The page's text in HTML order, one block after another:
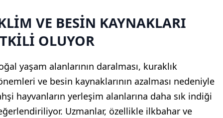
VE BESİN KAYNAKLARI
OLUYOR
yaşam alanlarının daralması, kuraklık
ve besin kaynaklarının azalması nedeniyle
hayvanların yerleşim alanlarına daha sık indiği
Uzmanlar, özellikle ilkbahar ve